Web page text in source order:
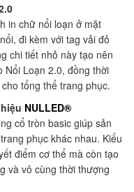
in chữ nổi loạn ở mặt
đi kèm với tag vải đỏ
chi tiết nhỏ này tạo nên
Nổi Loạn 2.0, đồng thời
tổng thể trang phục.
NULLED®
cổ tròn basic giúp sản
phục khác nhau. Kiểu
điểm cơ thể mà còn tạo
và vô cùng thời thượng